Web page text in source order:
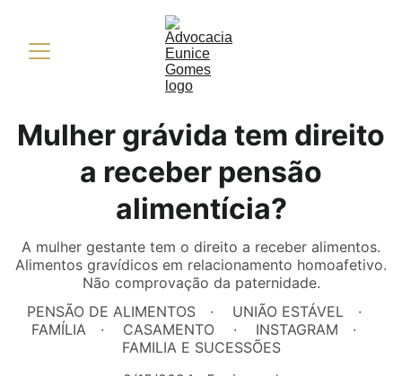
Mulher grávida tem direito
a receber pensão
alimentícia?
A mulher gestante tem o direito a receber alimentos.
Alimentos gravídicos em relacionamento homoafetivo.
Não comprovação da paternidade.
PENSÃO DE ALIMENTOS
UNIÃO ESTÁVEL
FAMÍLIA
CASAMENTO
INSTAGRAM
FAMILIA E SUCESSÕES